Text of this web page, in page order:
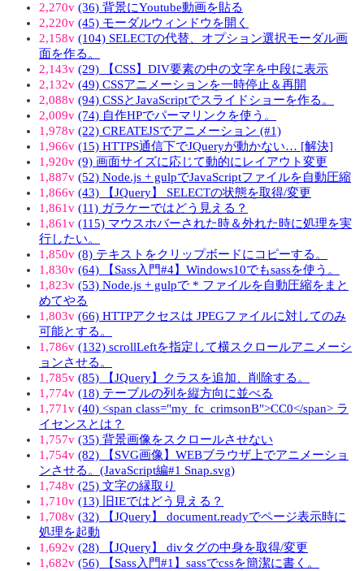
2,270v (36) 背景にYoutube動画を貼る
2,220v (45) モーダルウィンドウを開く
2,158v (104) SELECTの代替、オプション選択モーダル画
面を作る。
2,143v (29) 【CSS】DIV要素の中の文字を中段に表示
2,132v (49) CSSアニメーションを一時停止＆再開
2,088v (94) CSSとJavaScriptでスライドショーを作る。
2,009v (74) 自作HPでパーマリンクを使う。
1,978v (22) CREATEJSでアニメーション (#1)
1,966v (15) HTTPS通信下でJQueryが動かない… [解決]
1,920v (9) 画面サイズに応じて動的にレイアウト変更
1,887v (52) Node.js + gulpでJavaScriptファイルを自動圧縮
1,866v (43) 【JQuery】 SELECTの状態を取得/変更
1,861v (11) ガラケーではどう見える？
1,861v (115) マウスホバーされた時＆外れた時に処理を実
行したい。
1,850v (8) テキストをクリップボードにコピーする。
1,830v (64) 【Sass入門#4】Windows10でもsassを使う。
1,823v (53) Node.js + gulpで * ファイルを自動圧縮をまと
めてやる
1,803v (66) HTTPアクセスは JPEGファイルに対してのみ
可能とする。
1,786v (132) scrollLeftを指定して横スクロールアニメーシ
ョンさせる。
1,785v (85) 【JQuery】クラスを追加、削除する。
1,774v (18) テーブルの列を縦方向に並べる
1,771v (40) <span class="my_fc_crimsonB">CC0</span> ラ
イセンスとは？
1,757v (35) 背景画像をスクロールさせない
1,754v (82) 【SVG画像】WEBブラウザ上でアニメーショ
ンさせる。(JavaScript編#1 Snap.svg)
1,748v (25) 文字の縁取り
1,710v (13) 旧IEではどう見える？
1,708v (32) 【JQuery】 document.readyでページ表示時に
処理を起動
1,692v (28) 【JQuery】 divタグの中身を取得/変更
1,682v (56) 【Sass入門#1】sassでcssを簡潔に書く。